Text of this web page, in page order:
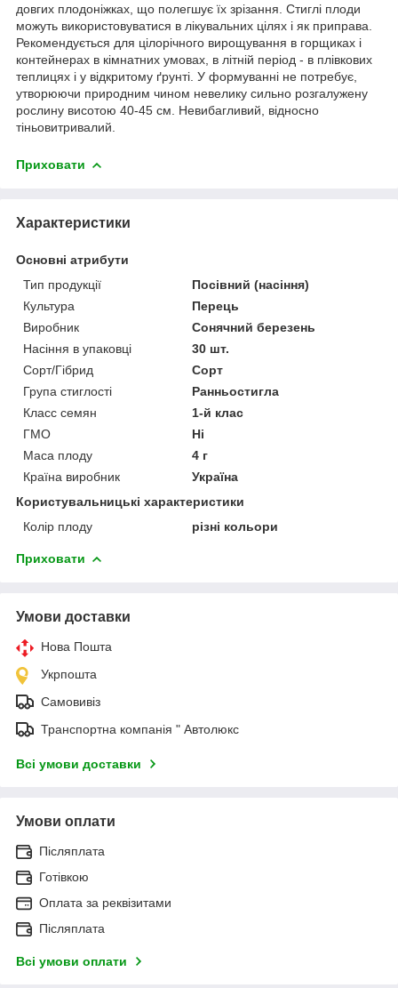
довгих плодоніжках, що полегшує їх зрізання. Стиглі плоди
можуть використовуватися в лікувальних цілях і як приправа.
Рекомендується для цілорічного вирощування в горщиках і
контейнерах в кімнатних умовах, в літній період - в плівкових
теплицях і у відкритому ґрунті. У формуванні не потребує,
утворюючи природним чином невелику сильно розгалужену
рослину висотою 40-45 см. Невибагливий, відносно
тіньовитривалий.
Приховати
Характеристики
Основні атрибути
Тип продукції
Посівний (насіння)
Культура
Перець
Виробник
Сонячний березень
Насіння в упаковці
30 шт.
Сорт/Гібрид
Сорт
Група стиглості
Ранньостигла
Класс семян
1-й клас
ГМО
Ні
Маса плоду
4 г
Країна виробник
Україна
Користувальницькі характеристики
Колір плоду
різні кольори
Приховати
Умови доставки
Нова Пошта
Укрпошта
Самовивіз
Транспортна компанія " Автолюкс
Всі умови доставки
Умови оплати
Післяплата
Готівкою
Оплата за реквізитами
Післяплата
Всі умови оплати